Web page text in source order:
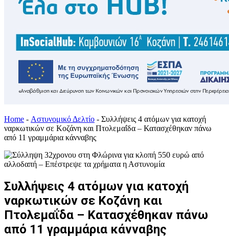
Home - Αστυνομικό Δελτίο - Συλλήψεις 4 ατόμων για κατοχή
ναρκωτικών σε Κοζάνη και Πτολεμαΐδα – Κατασχέθηκαν πάνω
από 11 γραμμάρια κάνναβης
Συλλήψεις 4 ατόμων για κατοχή
ναρκωτικών σε Κοζάνη και
Πτολεμαΐδα – Κατασχέθηκαν πάνω
από 11 γραμμάρια κάνναβης